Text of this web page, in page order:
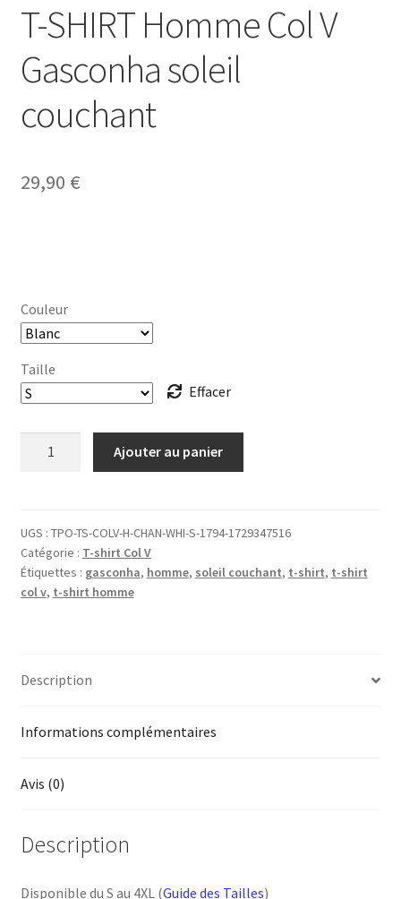
T-SHIRT Homme Col V
Gasconha soleil
couchant
29,90 €
Couleur
Taille
Effacer
Homme
Col
V
Gasconha
Ajouter au panier
UGS : TPO-TS-COLV-H-CHAN-WHI-S-1794-1729347516
Catégorie : T-shirt Col V
Étiquettes : gasconha, homme, soleil couchant, t-shirt, t-shirt
col v, t-shirt homme
Description
Informations complémentaires
Avis (0)
Description
Disponible du S au 4XL (Guide des Tailles)